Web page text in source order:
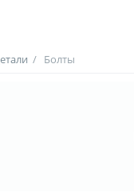
/ Болты